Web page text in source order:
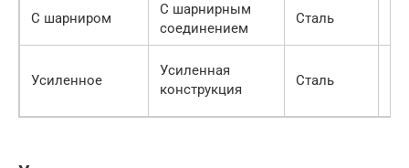
С шарниром
С шарнирным
соединением
Сталь
Усиленное
Усиленная
конструкция
Сталь